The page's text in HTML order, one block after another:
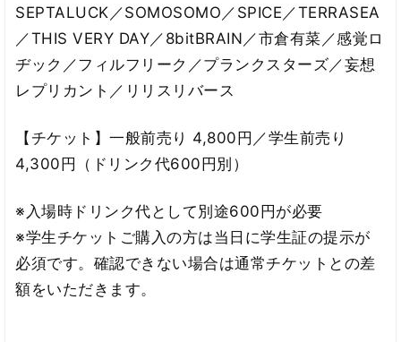
SEPTALUCK／SOMOSOMO／SPICE／TERRASEA
／THIS VERY DAY／8bitBRAIN／市倉有菜／感覚ロ
ヂック／フィルフリーク／プランクスターズ／妄想
レプリカント／リリスリバース
【チケット】一般前売り 4,800円／学生前売り
4,300円（ドリンク代600円別）
※入場時ドリンク代として別途600円が必要
※学生チケットご購入の方は当日に学生証の提示が
必須です。確認できない場合は通常チケットとの差
額をいただきます。